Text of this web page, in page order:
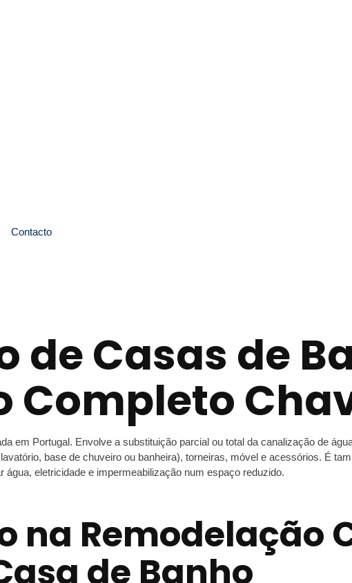
Contacto
de Casas de
Completo
em Portugal. Envolve a substituição parcial ou total da canalização de
base de chuveiro ou banheira), torneiras, móvel e acessórios. É
água, eletricidade e impermeabilização num espaço reduzido.
na Remodelação
de Banho